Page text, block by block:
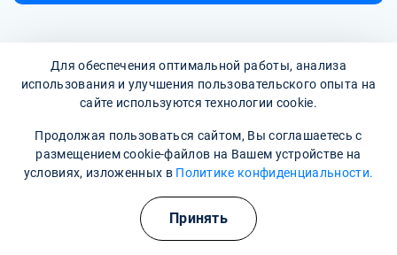
Полезные курсы
Для обеспечения оптимальной работы, анализа
использования и улучшения пользовательского опыта на
сайте используются технологии cookie.
Продолжая пользоваться сайтом, Вы соглашаетесь с
размещением cookie-файлов на Вашем устройстве на
условиях, изложенных в Политике конфиденциальности.
Принять